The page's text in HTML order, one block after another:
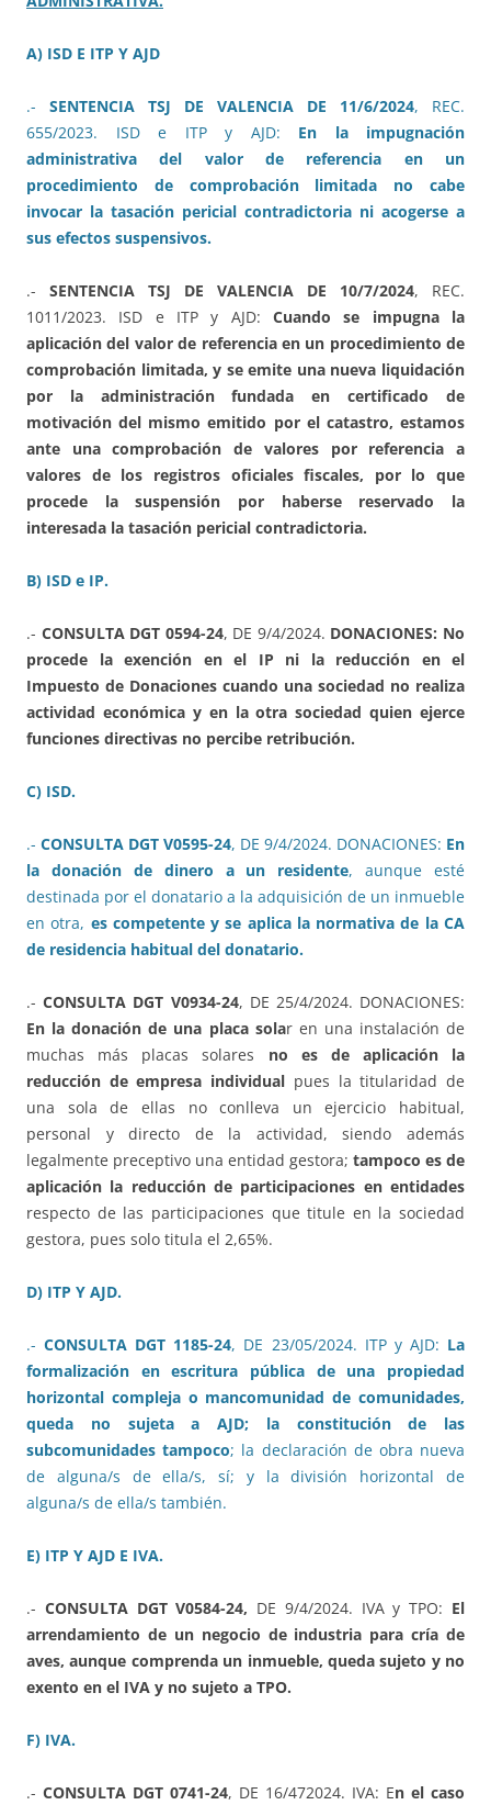
A) ISD E ITP Y AJD
.- SENTENCIA TSJ DE VALENCIA DE 11/6/2024, REC.
655/2023. ISD e ITP y AJD: En la impugnación
administrativa del valor de referencia en un
procedimiento de comprobación limitada no cabe
invocar la tasación pericial contradictoria ni acogerse a
sus efectos suspensivos.
.- SENTENCIA TSJ DE VALENCIA DE 10/7/2024, REC.
1011/2023. ISD e ITP y AJD: Cuando se impugna la
aplicación del valor de referencia en un procedimiento de
comprobación limitada, y se emite una nueva liquidación
por la administración fundada en certificado de
motivación del mismo emitido por el catastro, estamos
ante una comprobación de valores por referencia a
valores de los registros oficiales fiscales, por lo que
procede la suspensión por haberse reservado la
interesada la tasación pericial contradictoria.
B) ISD e IP.
.- CONSULTA DGT 0594-24, DE 9/4/2024. DONACIONES: No
procede la exención en el IP ni la reducción en el
Impuesto de Donaciones cuando una sociedad no realiza
actividad económica y en la otra sociedad quien ejerce
funciones directivas no percibe retribución.
C) ISD.
.- CONSULTA DGT V0595-24, DE 9/4/2024. DONACIONES: En
la donación de dinero a un residente, aunque esté
destinada por el donatario a la adquisición de un inmueble
en otra, es competente y se aplica la normativa de la CA
de residencia habitual del donatario.
.-CONSULTA DGT V0934-24, DE 25/4/2024. DONACIONES:
En la donación de una placa solar en una instalación de
muchas más placas solares no es de aplicación la
reducción de empresa individual pues la titularidad de
una sola de ellas no conlleva un ejercicio habitual,
personal y directo de la actividad, siendo además
legalmente preceptivo una entidad gestora; tampoco es de
aplicación la reducción de participaciones en entidades
respecto de las participaciones que titule en la sociedad
gestora, pues solo titula el 2,65%.
D) ITP Y AJD.
.-CONSULTA DGT 1185-24, DE 23/05/2024. ITP y AJD: La
formalización en escritura pública de una propiedad
horizontal compleja o mancomunidad de comunidades,
queda no sujeta a AJD; la constitución de las
subcomunidades tampoco; la declaración de obra nueva
de alguna/s de ella/s, sí; y la división horizontal de
alguna/s de ella/s también.
E) ITP Y AJD E IVA.
.- CONSULTA DGT V0584-24, DE 9/4/2024. IVA y TPO: El
arrendamiento de un negocio de industria para cría de
aves, aunque comprenda un inmueble, queda sujeto y no
exento en el IVA y no sujeto a TPO.
F) IVA.
.- CONSULTA DGT 0741-24, DE 16/472024. IVA: En el caso